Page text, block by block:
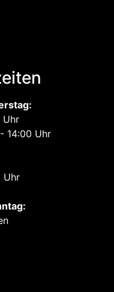
Uhr
14:00 Uhr
Uhr